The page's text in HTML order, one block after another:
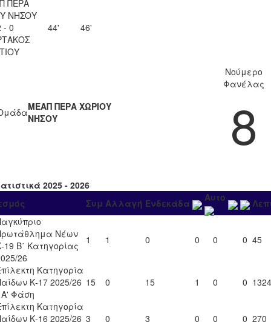
ΠΕΡΑ
ΝΗΣΟΥ
- 0
44' 46'
ΜΕΑΠ ΠΕΡΑ ΧΩΡΙΟΥ
ΝΗΣΟΥ
Νούμερο
Φανέλας
8
2025 - 2026
Συμ Αλλαγή Ενδεκάδα Αυτο
Νέων
19 Β΄ Κατηγορίας
26
1 1 0 0 0 0 45
Κατηγορία
Κ-17 2025/26
Φάση
15 0 15 1 0 0 1324
Κατηγορία
Κ-16 2025/26 3 0 3 0 0 0 270